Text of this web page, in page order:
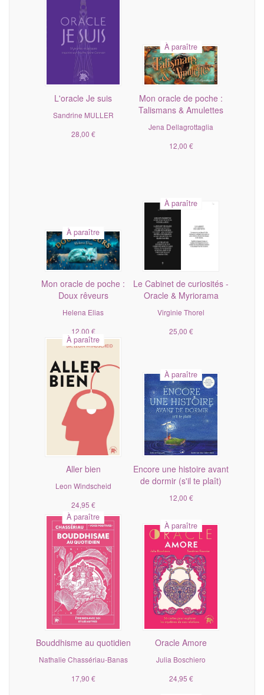
L'oracle Je suis
Sandrine MULLER
28,00 €
À paraître
Mon oracle de poche :
Talismans & Amulettes
Jena Dellagrottaglia
12,00 €
À paraître
Mon oracle de poche :
Doux rêveurs
Helena Elias
12,00 €
À paraître
Le Cabinet de curiosités -
Oracle & Myriorama
Virginie Thorel
25,00 €
À paraître
Aller bien
Leon Windscheid
24,95 €
À paraître
Encore une histoire avant
de dormir (s'il te plaît)
12,00 €
À paraître
Bouddhisme au quotidien
Nathalie Chassériau-Banas
17,90 €
À paraître
Oracle Amore
Julia Boschiero
24,95 €